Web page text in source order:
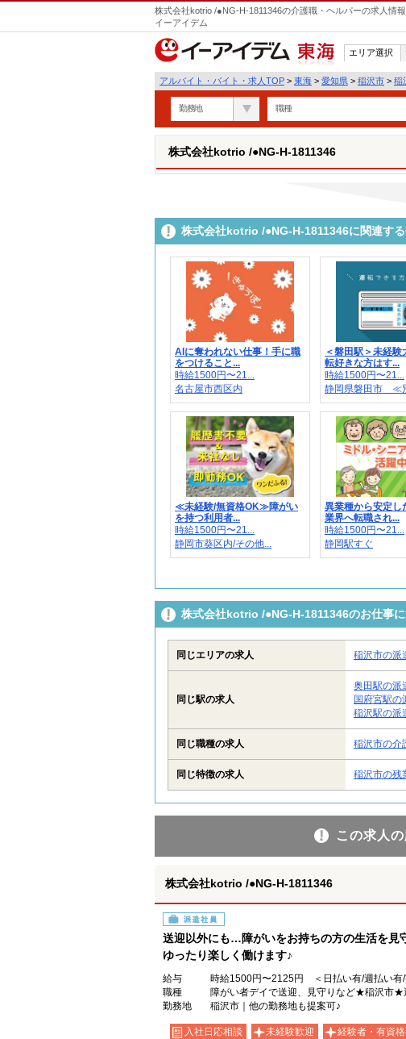
株式会社kotrio /●NG-H-1811346の介護職・ヘルパーの求人情
イーアイデム
東海
エリア選択
アルバイト・バイト・求人TOP > 東海 > 愛知県 > 稲沢市 > 稲
勤務地 職種
株式会社kotrio /●NG-H-1811346
株式会社kotrio /●NG-H-1811346に関連す
AIに奪われない仕事！手に職
をつけること...
時給1500円〜21...
名古屋市西区内
＜磐田駅＞未経験
転好きな方はす...
時給1500円〜21...
静岡県磐田市 ≪
≪未経験/無資格OK≫障がい
を持つ利用者...
時給1500円〜21...
静岡市葵区内/その他...
異業種から安定し
業界へ転職され...
時給1500円〜21...
静岡駅すぐ
株式会社kotrio /●NG-H-1811346のお仕事
同じエリアの求人 稲沢市の派
同じ駅の求人
奥田駅の派
国府宮駅の
稲沢駅の派
同じ職種の求人 稲沢市の介
同じ特徴の求人 稲沢市の残
この求人
株式会社kotrio /●NG-H-1811346
派遣社員
送迎以外にも…障がいをお持ちの方の生活を見
ゆったり楽しく働けます♪
給与
時給1500円〜2125円 ＜日払い有/週払い有/
職種
障がい者デイで送迎、見守りなど★稲沢市★
勤務地
稲沢市｜他の勤務地も提案可♪
入社日応相談 未経験歓迎 経験者・有資